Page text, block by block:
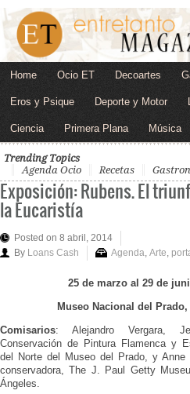
Home Ocio ET Decoartes
Eros y Psique Deporte y Motor
Ciencia Primera Plana Música
Trending Topics
Agenda Ocio
Recetas
Exposición: Rubens. El
la Eucaristía
Posted on 8 abril, 2014
By Loans Cash Agenda Arte
25 de marzo al 29 de
Museo Nacional del Prado,
Comisarios: Alejandro Vergara,
Conservación de Pintura Flamenca y
del Norte del Museo del Prado, y Anne
conservadora, The J. Paul Getty
Ángeles.